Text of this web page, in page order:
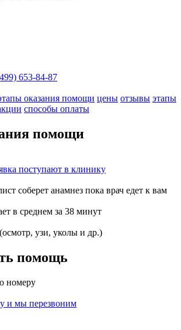
653-84-87
оказания помощи цены отзывы этапы
способы оплаты
помощи
поступают в клинику
соберет анамнез пока врач едет к вам
в среднем за 38 минут
(осмотр, узи, уколы и др.)
помощь
номеру
и мы перезвоним